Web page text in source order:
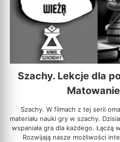
Szachy. Lekcje dla
Szachy. W filmach z tej serii
materiału nauki gry w szachy.
wspaniała gra dla każdego.
Rozwijają nasze możliwości